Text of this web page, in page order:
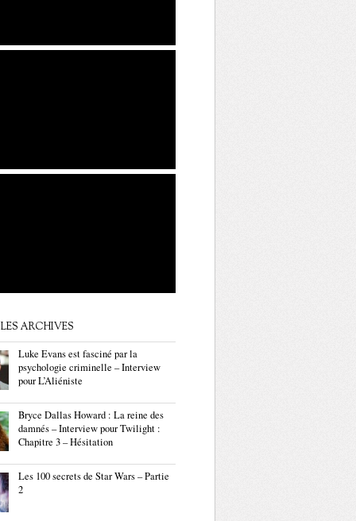
ARCHIVES
Luke Evans est fasciné par la
psychologie criminelle – Interview
pour L’Aliéniste
Bryce Dallas Howard : La reine des
damnés – Interview pour Twilight :
Chapitre 3 – Hésitation
Les 100 secrets de Star Wars – Partie
2